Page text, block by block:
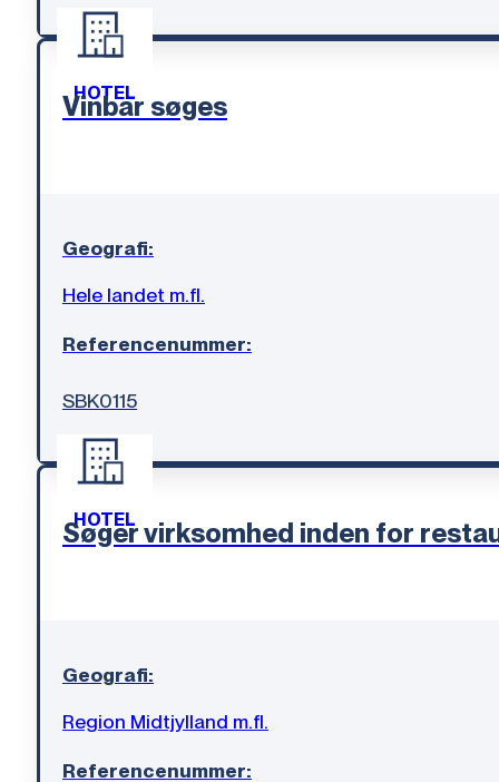
HOTEL
Vinbar søges
Geografi:
Hele landet m.fl.
Referencenummer:
SBK0115
HOTEL
Søger virksomhed inden for
Geografi:
Region Midtjylland m.fl.
Referencenummer: